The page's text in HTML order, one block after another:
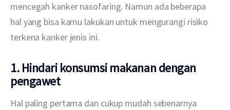
mencegah kanker nasofaring. Namun ada beberapa
hal yang bisa kamu lakukan untuk mengurangi risiko
terkena kanker jenis ini.
1. Hindari konsumsi makanan dengan
pengawet
Hal paling pertama dan cukup mudah sebenarnya